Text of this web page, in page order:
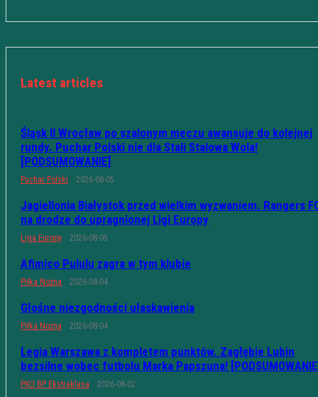
Latest articles
Śląsk II Wrocław po szalonym meczu awansuje do kolejnej
rundy. Puchar Polski nie dla Stali Stalowa Wola!
[PODSUMOWANIE]
Puchar Polski 2026-08-05
Jagiellonia Białystok przed wielkim wyzwaniem. Rangers
na drodze do upragnionej Ligi Europy
Liga Europy 2026-08-05
Afimico Pululu zagra w tym klubie
Piłka Nożna 2026-08-04
Głośne niezgodności ułaskawienia
Piłka Nożna 2026-08-04
Legia Warszawa z kompletem punktów. Zagłębie Lubin
bezsilne wobec futbolu Marka Papszuna!
PKO BP Ekstraklasa 2026-08-02